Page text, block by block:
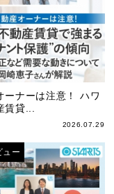
ーナーは注意！ ハワ
賃貸...
2026.07.29
ュー